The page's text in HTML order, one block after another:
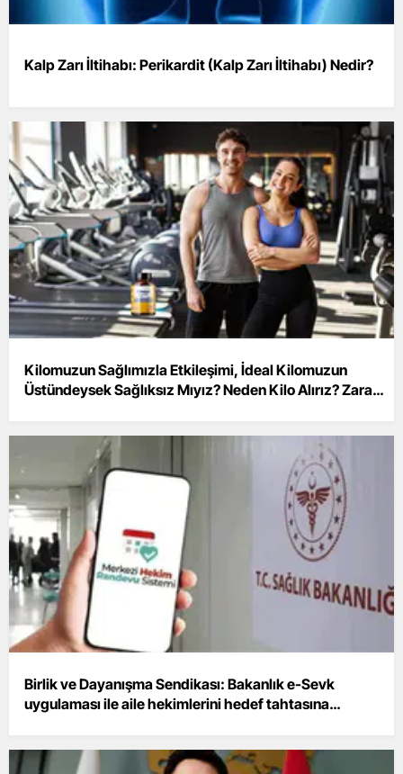
Kalp Zarı İltihabı: Perikardit (Kalp Zarı İltihabı) Nedir?
Kilomuzun Sağlımızla Etkileşimi, İdeal Kilomuzun
Üstündeysek Sağlıksız Mıyız? Neden Kilo Alırız? Zararlı
Birlik ve Dayanışma Sendikası: Bakanlık e-Sevk
uygulaması ile aile hekimlerini hedef tahtasına